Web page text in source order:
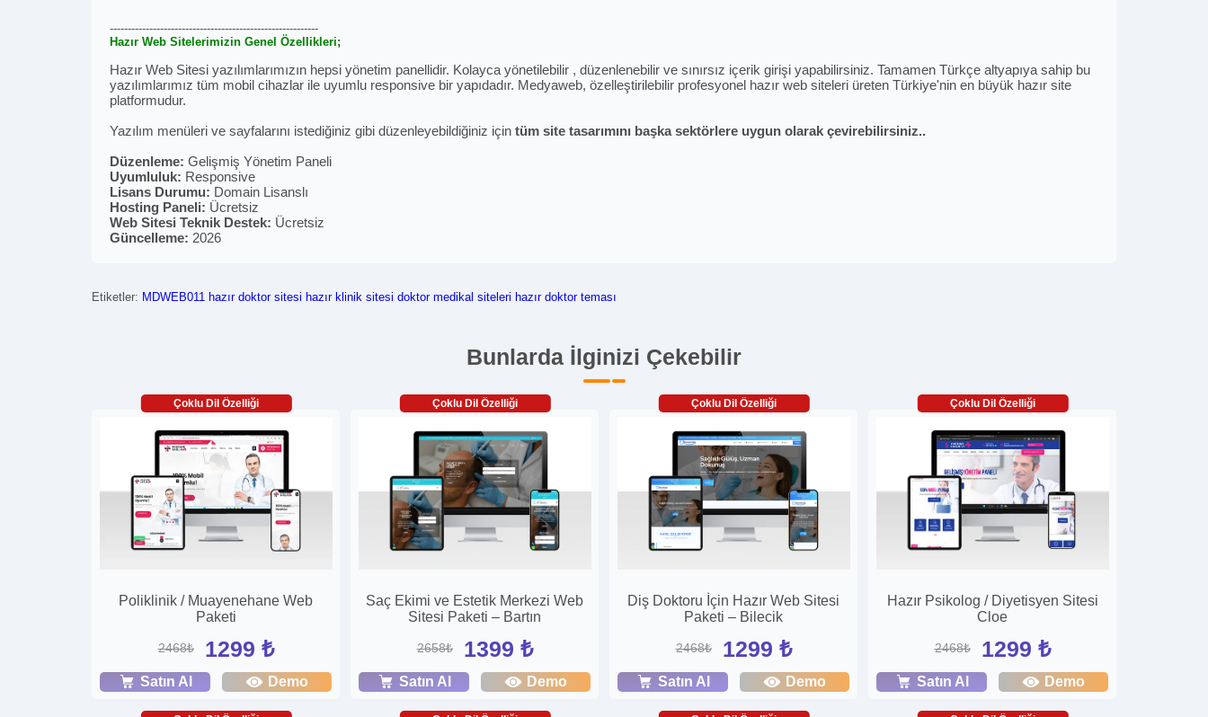
----------------------------------------------------------
Hazır Web Sitelerimizin Genel Özellikleri;
Hazır Web Sitesi yazılımlarımızın hepsi yönetim panellidir. Kolayca yönetilebilir , düzenlenebilir ve sınırsız içerik girişi yapabilirsiniz. Tamamen Türkçe altyapıya sahip bu
yazılımlarımız tüm mobil cihazlar ile uyumlu responsive bir yapıdadır. Medyaweb, özelleştirilebilir profesyonel hazır web siteleri üreten Türkiye'nin en büyük hazır site
platformudur.
Yazılım menüleri ve sayfalarını istediğiniz gibi düzenleyebildiğiniz için tüm site tasarımını başka sektörlere uygun olarak çevirebilirsiniz..
Düzenleme: Gelişmiş Yönetim Paneli
Uyumluluk: Responsive
Lisans Durumu: Domain Lisanslı
Hosting Paneli: Ücretsiz
Web Sitesi Teknik Destek: Ücretsiz
Güncelleme: 2026
Etiketler: MDWEB011 hazır doktor sitesi hazır klinik sitesi doktor medikal siteleri hazır doktor teması
Bunlarda İlginizi Çekebilir
Çoklu Dil Özelliği
Poliklinik / Muayenehane Web
Paketi
2468₺ 1299 ₺
Satın Al Demo
Çoklu Dil Özelliği
Saç Ekimi ve Estetik Merkezi Web
Sitesi Paketi – Bartın
2658₺ 1399 ₺
Satın Al Demo
Çoklu Dil Özelliği
Diş Doktoru İçin Hazır Web Sitesi
Paketi – Bilecik
2468₺ 1299 ₺
Satın Al Demo
Çoklu Dil Özelliği
Hazır Psikolog / Diyetisyen Sitesi
Cloe
2468₺ 1299 ₺
Satın Al Demo